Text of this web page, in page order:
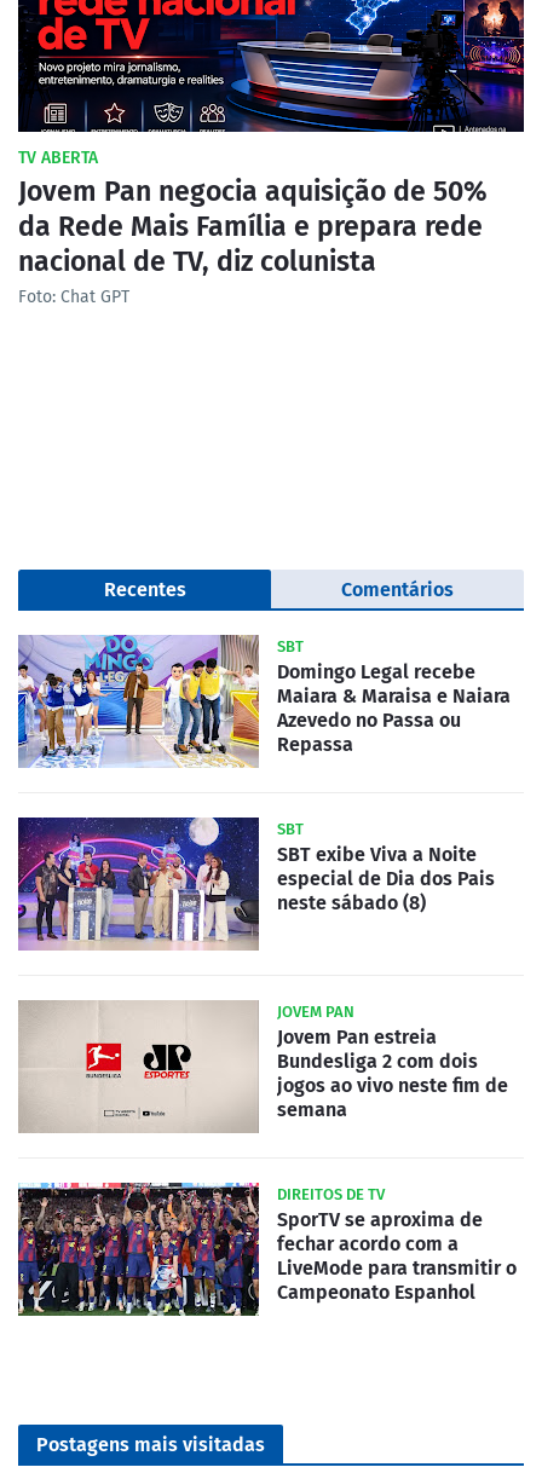
TV ABERTA
Jovem Pan negocia aquisição de 50%
da Rede Mais Família e prepara rede
nacional de TV, diz colunista
Foto: Chat GPT
Recentes Comentários
SBT
Domingo Legal recebe
Maiara & Maraisa e Naiara
Azevedo no Passa ou
Repassa
SBT
SBT exibe Viva a Noite
especial de Dia dos Pais
neste sábado (8)
JOVEM PAN
Jovem Pan estreia
Bundesliga 2 com dois
jogos ao vivo neste fim de
semana
DIREITOS DE TV
SporTV se aproxima de
fechar acordo com a
LiveMode para transmitir o
Campeonato Espanhol
Postagens mais visitadas